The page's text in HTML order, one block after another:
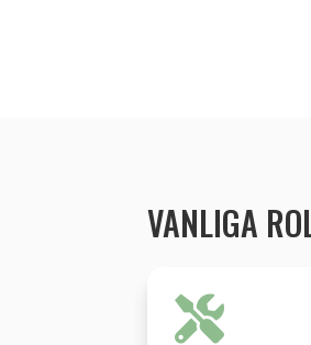
VANLIGA
